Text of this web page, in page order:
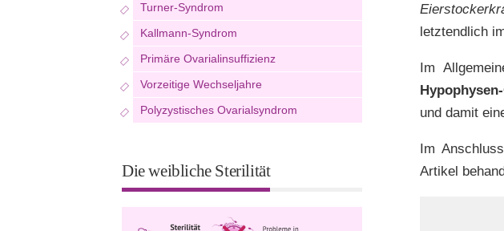
letztendlich
Im
und damit
Im
Artikel
Turner-Syndrom
Kallmann-Syndrom
Primäre Ovarialinsuffizienz
Vorzeitige Wechseljahre
Polyzystisches Ovarialsyndrom
Die weibliche Sterilität